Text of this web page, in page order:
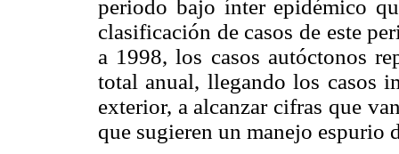
periodo bajo ínter epidémico
clasificación de casos de este
a 1998, los casos autóctonos
total anual, llegando los casos
exterior, a alcanzar cifras que
que sugieren un manejo